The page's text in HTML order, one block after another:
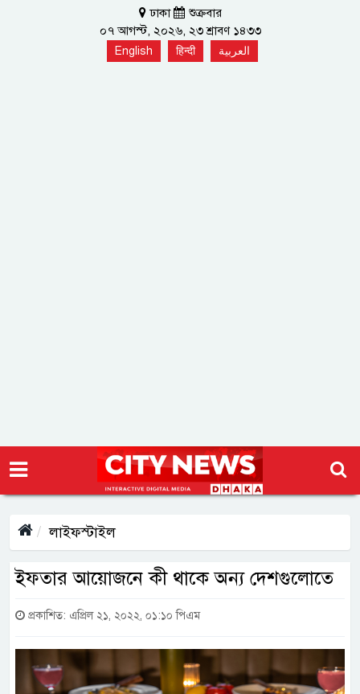
ঢাকা
শুক্রবার
০৭ আগস্ট, ২০২৬, ২৩ শ্রাবণ ১৪৩৩
English हिन्दी العربية
লাইফস্টাইল
ইফতার আয়োজনে কী থাকে অন্য দেশগুলোতে
প্রকাশিত: এপ্রিল ২১, ২০২২, ০১:১০ পিএম